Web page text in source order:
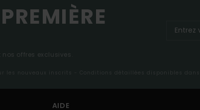
offres exclusives.
les nouveaux inscrits - Conditions détaillées disponibles dans
AIDE